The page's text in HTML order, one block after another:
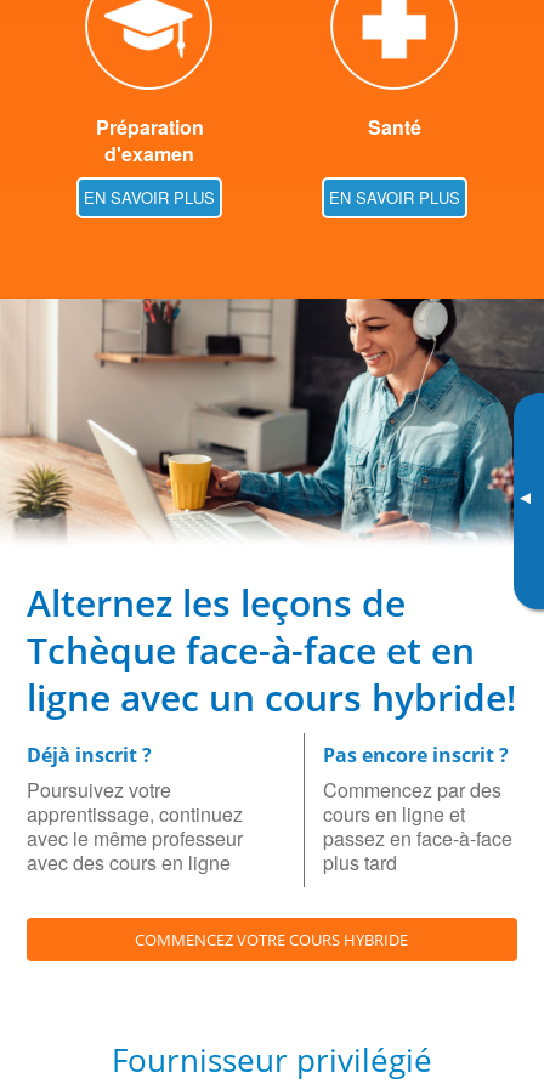
▸
Préparation
d'examen
EN SAVOIR PLUS
Santé
EN SAVOIR PLUS
Alternez les leçons de
Tchèque face-à-face et en
ligne avec un cours hybride!
Déjà inscrit ?
Poursuivez votre
apprentissage, continuez
avec le même professeur
avec des cours en ligne
Pas encore inscrit ?
Commencez par des
cours en ligne et
passez en face-à-face
plus tard
COMMENCEZ VOTRE COURS HYBRIDE
Fournisseur privilégié